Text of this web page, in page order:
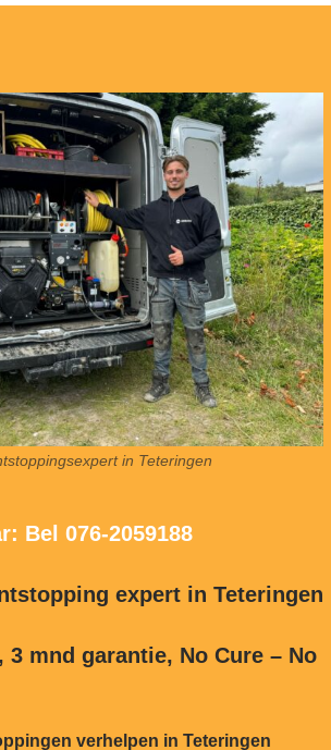
in Teteringen
Bel 076-2059188
expert in Teteringen
3 mnd garantie, No Cure – No
verhelpen in Teteringen